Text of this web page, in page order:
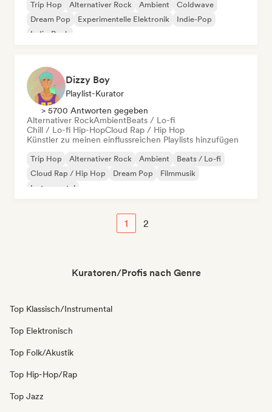
Trip Hop Alternativer Rock Ambient
Coldwave
Dream Pop
Experimentelle Elektronik
Indie-Pop
Indie-Rock
Dizzy Boy
Playlist-Kurator
> 5700 Antworten gegeben
Alternativer RockAmbientBeats / Lo-fi
Chill / Lo-fi Hip-HopCloud Rap / Hip Hop
Künstler zu meinen einflussreichen Playlists hinzufügen
Trip Hop Alternativer Rock Ambient
Beats / Lo-fi
Cloud Rap / Hip Hop
Dream Pop
Filmmusik
Instrumental
1 2
Kuratoren/Profis nach Genre
Top Klassisch/Instrumental
Top Elektronisch
Top Folk/Akustik
Top Hip-Hop/Rap
Top Jazz